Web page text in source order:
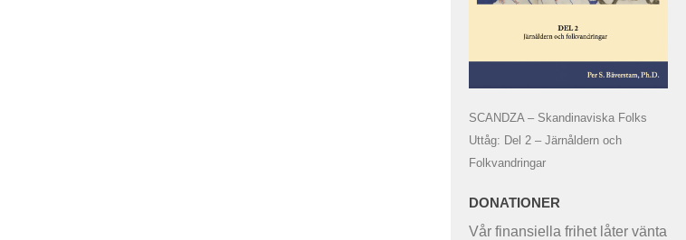
SCANDZA – Skandinaviska Folks
Uttåg: Del 2 – Järnåldern och
Folkvandringar
DONATIONER
Vår finansiella frihet låter vänta